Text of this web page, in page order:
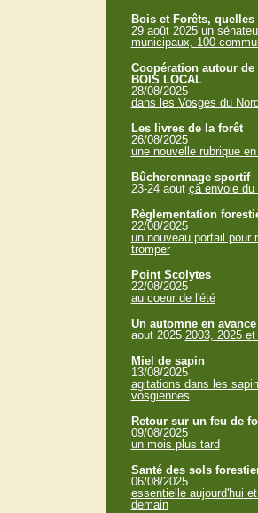
Bois et Forêts,
29 août 2025 un
municipaux, 100
Coopération autour
BOIS LOCAL
28/08/2025
dans les Vosges du Nord
Les livres de la forêt
26/08/2025
une nouvelle rubrique
Bûcheronnage sportif
23-24 aout çà envoie du
Règlementation
22/08/2025
un nouveau portail pour
tromper
Point Scolytes
22/08/2025
au coeur de l'été
Un automne en avance
aout 2025 2003, 2025
Miel de sapin
13/08/2025
agitations dans les
vosgiennes
Retour sur un feu de
09/08/2025
un mois plus tard
Santé des sols
06/08/2025
essentielle aujourd'hui
demain